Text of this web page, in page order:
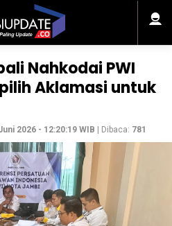
Nahkodai PWI
Aklamasi untuk
2026 - 12:20:19 WIB | Dibaca: 781